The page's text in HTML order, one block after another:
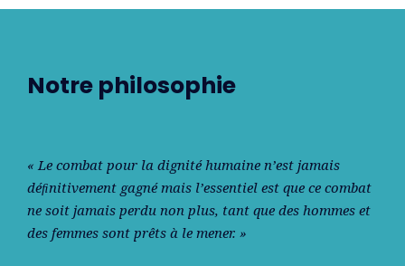
Notre philosophie
« Le combat pour la dignité humaine n’est jamais
déﬁnitivement gagné mais l’essentiel est que ce combat
ne soit jamais perdu non plus, tant que des hommes et
des femmes sont prêts à le mener. »